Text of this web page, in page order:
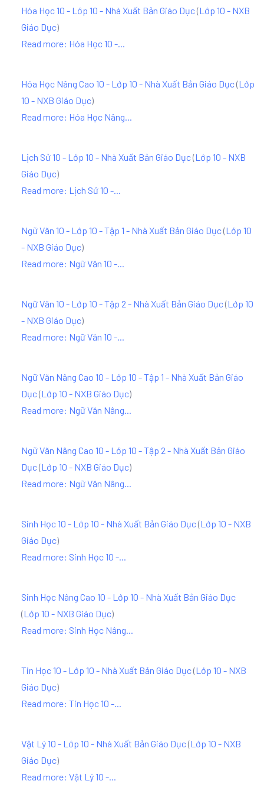
Hóa Học 10 - Lớp 10 - Nhà Xuất Bản Giáo Dục(Lớp 10 - NXB
Giáo Dục)
Read more: Hóa Học 10 -...
Hóa Học Nâng Cao 10 - Lớp 10 - Nhà Xuất Bản Giáo Dục(Lớp
10 - NXB Giáo Dục)
Read more: Hóa Học Nâng...
Lịch Sử 10 - Lớp 10 - Nhà Xuất Bản Giáo Dục(Lớp 10 - NXB
Giáo Dục)
Read more: Lịch Sử 10 -...
Ngữ Văn 10 - Lớp 10 - Tập 1 - Nhà Xuất Bản Giáo Dục(Lớp 10
- NXB Giáo Dục)
Read more: Ngữ Văn 10 -...
Ngữ Văn 10 - Lớp 10 - Tập 2 - Nhà Xuất Bản Giáo Dục(Lớp 10
- NXB Giáo Dục)
Read more: Ngữ Văn 10 -...
Ngữ Văn Nâng Cao 10 - Lớp 10 - Tập 1 - Nhà Xuất Bản Giáo
Dục(Lớp 10 - NXB Giáo Dục)
Read more: Ngữ Văn Nâng...
Ngữ Văn Nâng Cao 10 - Lớp 10 - Tập 2 - Nhà Xuất Bản Giáo
Dục(Lớp 10 - NXB Giáo Dục)
Read more: Ngữ Văn Nâng...
Sinh Học 10 - Lớp 10 - Nhà Xuất Bản Giáo Dục(Lớp 10 - NXB
Giáo Dục)
Read more: Sinh Học 10 -...
Sinh Học Nâng Cao 10 - Lớp 10 - Nhà Xuất Bản Giáo Dục
(Lớp 10 - NXB Giáo Dục)
Read more: Sinh Học Nâng...
Tin Học 10 - Lớp 10 - Nhà Xuất Bản Giáo Dục(Lớp 10 - NXB
Giáo Dục)
Read more: Tin Học 10 -...
Vật Lý 10 - Lớp 10 - Nhà Xuất Bản Giáo Dục(Lớp 10 - NXB
Giáo Dục)
Read more: Vật Lý 10 -...